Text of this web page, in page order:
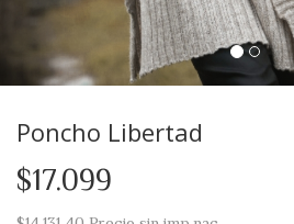
Poncho Libertad
$17.099